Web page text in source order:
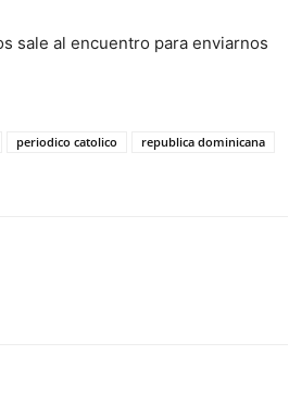
sale al encuentro para enviarnos
periodico catolico
republica dominicana